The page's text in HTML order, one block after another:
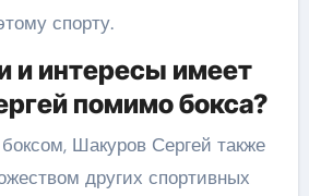
спорту.
и интересы имеет
помимо бокса?
Шакуров Сергей также
других спортивных